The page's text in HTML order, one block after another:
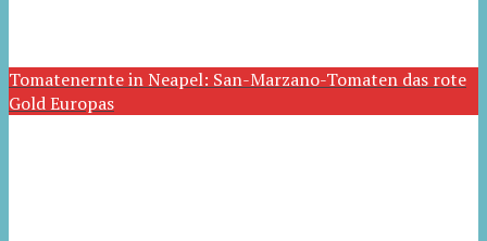
Tomatenernte in Neapel: San-Marzano-Tomaten das rote
Gold Europas